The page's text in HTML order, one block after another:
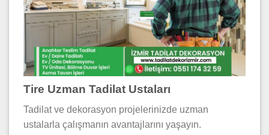
Tire Uzman Tadilat Ustaları
Tadilat ve dekorasyon projelerinizde uzman
ustalarla çalışmanın avantajlarını yaşayın.